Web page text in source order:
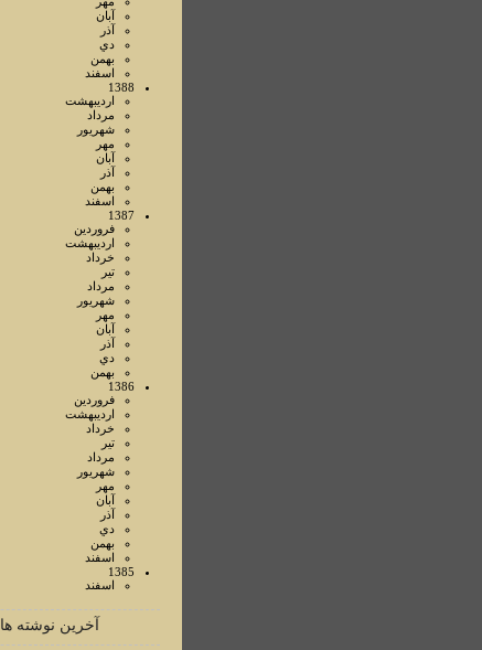
آبان
آذر
دي
بهمن
اسفند
1388
ارديبهشت
مرداد
شهريور
مهر
آبان
آذر
بهمن
اسفند
1387
فروردين
ارديبهشت
خرداد
تير
مرداد
شهريور
مهر
آبان
آذر
دي
بهمن
1386
فروردين
ارديبهشت
خرداد
تير
مرداد
شهريور
مهر
آبان
آذر
دي
بهمن
اسفند
1385
اسفند
آخرین نوشته ها